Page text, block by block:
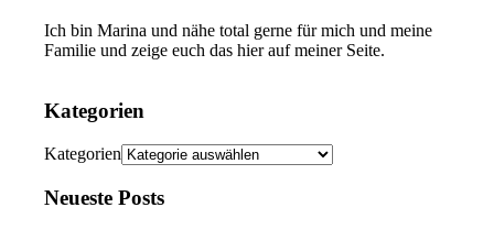
Ich bin Marina und nähe total gerne für mich und meine
Familie und zeige euch das hier auf meiner Seite.
Kategorien
Kategorien
Neueste Posts